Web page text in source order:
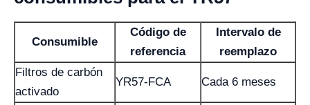
Consumible
Código de
referencia
Intervalo de
reemplazo
Filtros de carbón
activado
YR57-FCA Cada 6 meses